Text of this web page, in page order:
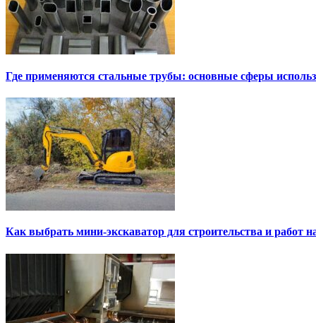
Где применяются стальные трубы: основные сферы
Как выбрать мини-экскаватор для строительства и работ